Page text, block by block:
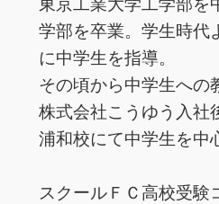
学部を卒業。学生時代
に中学生を指導。
その頃から中学生への
株式会社こうゆう入社
浦和校にて中学生を中
スクールＦＣ高校受験